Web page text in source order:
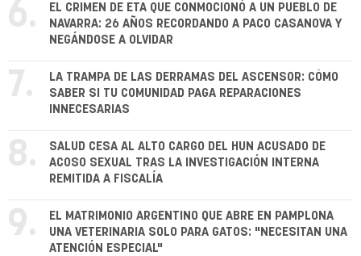
6.
EL CRIMEN DE ETA QUE CONMOCIONÓ A UN PUEBLO DE
NAVARRA: 26 AÑOS RECORDANDO A PACO CASANOVA Y
NEGÁNDOSE A OLVIDAR
7.
LA TRAMPA DE LAS DERRAMAS DEL ASCENSOR: CÓMO
SABER SI TU COMUNIDAD PAGA REPARACIONES
INNECESARIAS
8.
SALUD CESA AL ALTO CARGO DEL HUN ACUSADO DE
ACOSO SEXUAL TRAS LA INVESTIGACIÓN INTERNA
REMITIDA A FISCALÍA
9.
EL MATRIMONIO ARGENTINO QUE ABRE EN PAMPLONA
UNA VETERINARIA SOLO PARA GATOS: "NECESITAN UNA
ATENCIÓN ESPECIAL"